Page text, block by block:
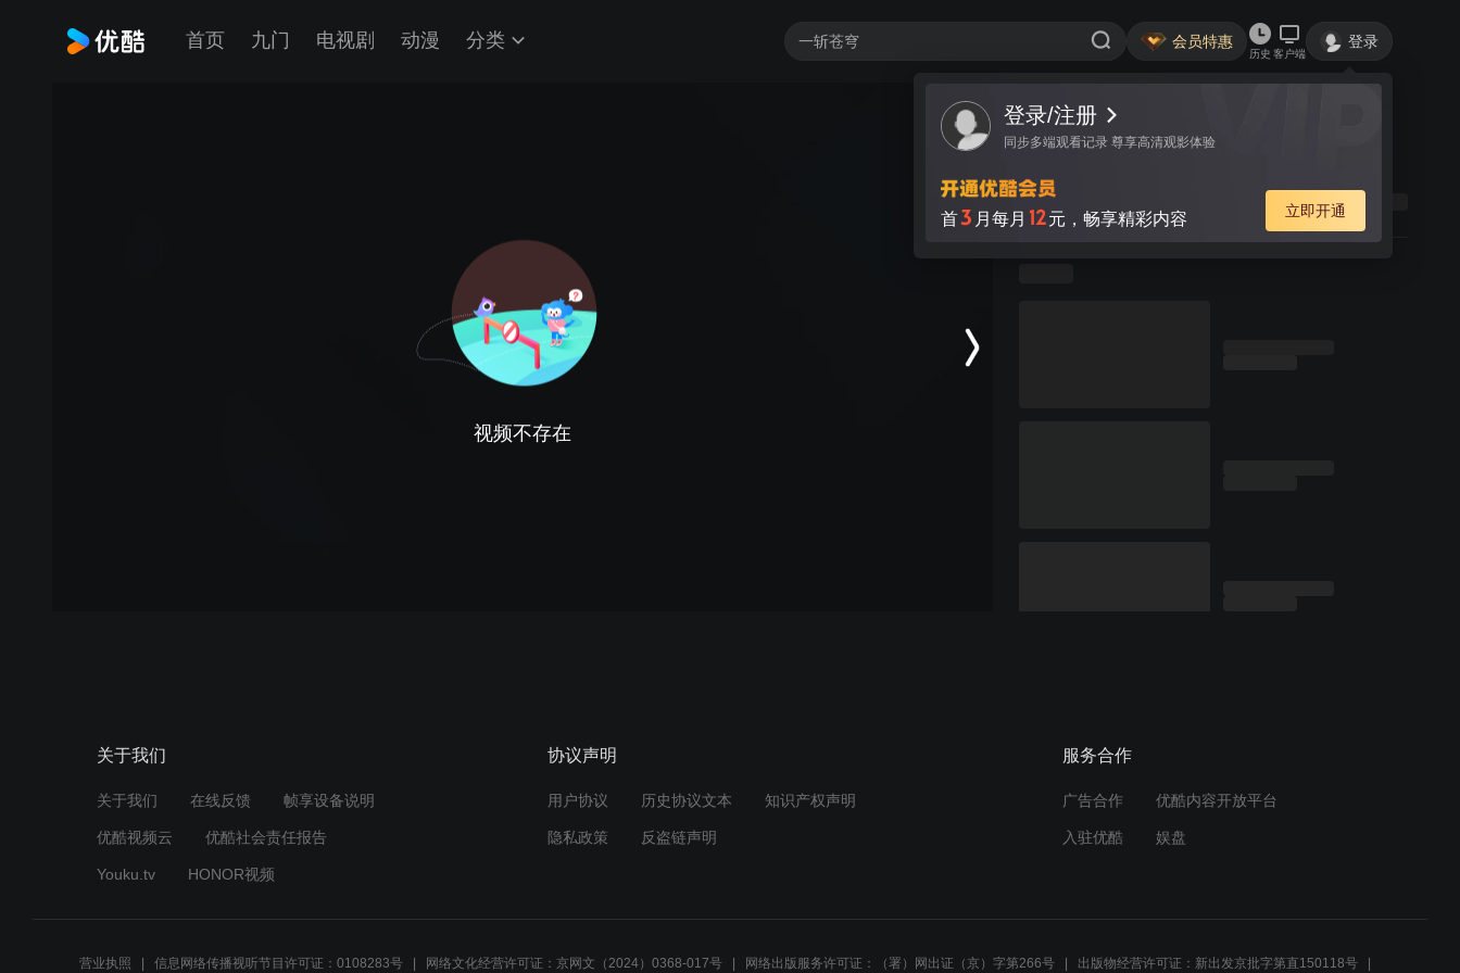
首页 九门 电视剧 动漫 分类 会员特惠
历史 客户端
登录
登录/注册
同步多端观看记录 尊享高清观影体验
首3 月每月 12元，畅享精彩内容 立即开通
视频不存在
关于我们
关于我们 在线反馈 帧享设备说明
优酷视频云 优酷社会责任报告
Youku.tv HONOR视频
协议声明
用户协议 历史协议文本 知识产权声明
隐私政策 反盗链声明
服务合作
广告合作 优酷内容开放平台
入驻优酷 娱盘
营业执照 信息网络传播视听节目许可证：0108283号 网络文化经营许可证：京网文（2024）0368-017号 网络出版服务许可证：（署）网出证（京）字第266号 出版物经营许可证：新出发京批字第直150118号